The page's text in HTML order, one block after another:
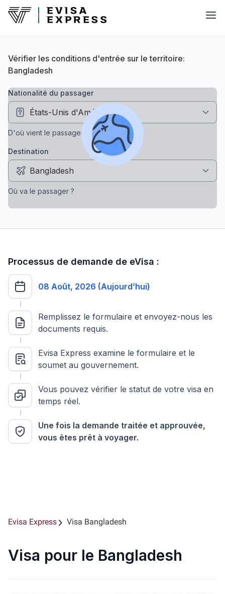
Vérifier les conditions d'entrée sur le territoire:
Bangladesh
nationalité du passager
D'où vient le passager ?
Destination
Où va le passager ?
Processus de demande de eVisa :
08 Août, 2026 (Aujourd’hui)
Remplissez le formulaire et envoyez-nous les
documents requis.
Evisa Express examine le formulaire et le
soumet au gouvernement.
Vous pouvez vérifier le statut de votre visa en
temps réel.
Une fois la demande traitée et approuvée,
vous êtes prêt à voyager.
Evisa Express Visa Bangladesh
Visa pour le Bangladesh